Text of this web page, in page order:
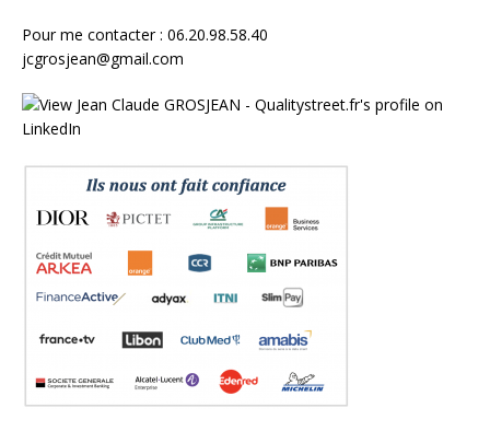
Pour me contacter : 06.20.98.58.40
jcgrosjean@gmail.com